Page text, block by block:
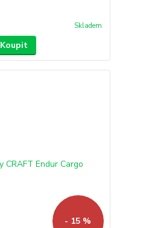
Skladem
Koupit
- 15 %